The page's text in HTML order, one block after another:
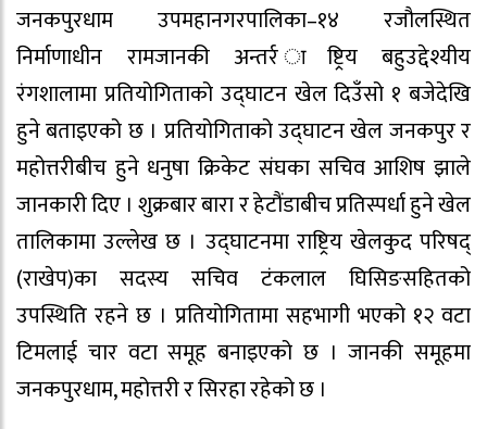
जनकपुरधाम उपमहानगरपालिका–१४ रजौलस्थित
निर्माणाधीन रामजानकी अन्तर्र ाष्ट्रिय बहुउद्देश्यीय
रंगशालामा प्रतियोगिताको उद्घाटन खेल दिउँसो १ बजेदेखि
हुने बताइएको छ । प्रतियोगिताको उद्घाटन खेल जनकपुर र
महोत्तरीबीच हुने धनुषा क्रिकेट संघका सचिव आशिष झाले
जानकारी दिए । शुक्रबार बारा र हेटौंडाबीच प्रतिस्पर्धा हुने खेल
तालिकामा उल्लेख छ । उद्घाटनमा राष्ट्रिय खेलकुद परिषद्
(राखेप)का सदस्य सचिव टंकलाल घिसिङसहितको
उपस्थिति रहने छ । प्रतियोगितामा सहभागी भएको १२ वटा
टिमलाई चार वटा समूह बनाइएको छ । जानकी समूहमा
जनकपुरधाम, महोत्तरी र सिरहा रहेको छ ।